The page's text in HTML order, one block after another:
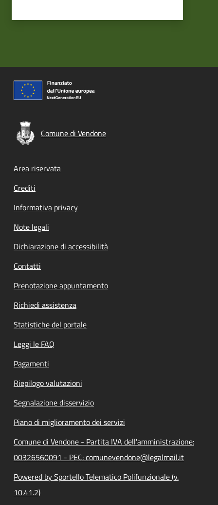
Comune di Vendone
Footer menu
Area riservata
Crediti
Informativa privacy
Note legali
Dichiarazione di accessibilità
Contatti
Prenotazione appuntamento
Richiedi assistenza
Statistiche del portale
Leggi le FAQ
Pagamenti
Riepilogo valutazioni
Segnalazione disservizio
Piano di miglioramento dei servizi
Comune di Vendone - Partita IVA dell'amministrazione:
00326560091 - PEC: comunevendone@legalmail.it
Powered by Sportello Telematico Polifunzionale (v.
10.41.2)